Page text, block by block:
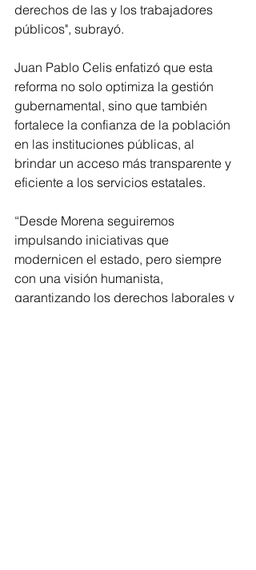
derechos de las y los trabajadores
públicos", subrayó.
Juan Pablo Celis enfatizó que esta
reforma no solo optimiza la gestión
gubernamental, sino que también
fortalece la confianza de la población
en las instituciones públicas, al
brindar un acceso más transparente y
eficiente a los servicios estatales.
“Desde Morena seguiremos
impulsando iniciativas que
modernicen el estado, pero siempre
con una visión humanista,
garantizando los derechos laborales y